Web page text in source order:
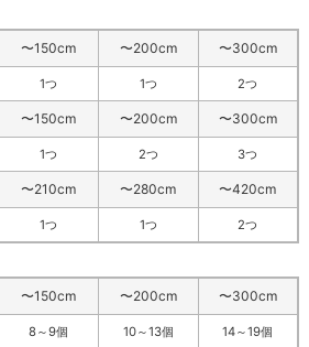
〜150cm 〜200cm 〜300cm
1つ 1つ 2つ
〜150cm 〜200cm 〜300cm
1つ 2つ 3つ
〜210cm 〜280cm 〜420cm
1つ 1つ 2つ
〜150cm 〜200cm 〜300cm
8～9個 10～13個 14～19個